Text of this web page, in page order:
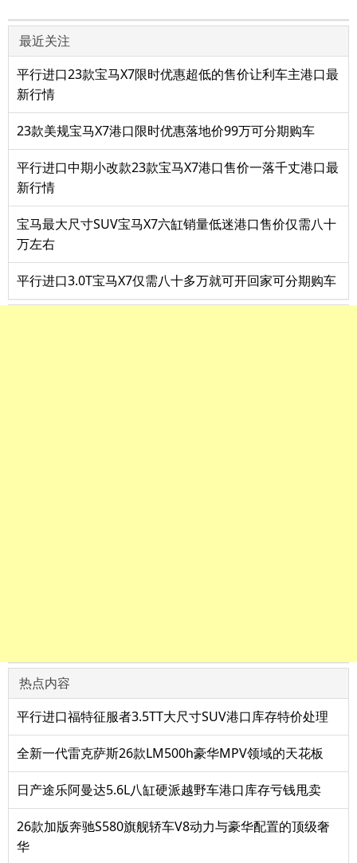
最近关注
平行进口23款宝马X7限时优惠超低的售价让利车主港口最
新行情
23款美规宝马X7港口限时优惠落地价99万可分期购车
平行进口中期小改款23款宝马X7港口售价一落千丈港口最
新行情
宝马最大尺寸SUV宝马X7六缸销量低迷港口售价仅需八十
万左右
平行进口3.0T宝马X7仅需八十多万就可开回家可分期购车
热点内容
平行进口福特征服者3.5TT大尺寸SUV港口库存特价处理
全新一代雷克萨斯26款LM500h豪华MPV领域的天花板
日产途乐阿曼达5.6L八缸硬派越野车港口库存亏钱甩卖
26款加版奔驰S580旗舰轿车V8动力与豪华配置的顶级奢
华